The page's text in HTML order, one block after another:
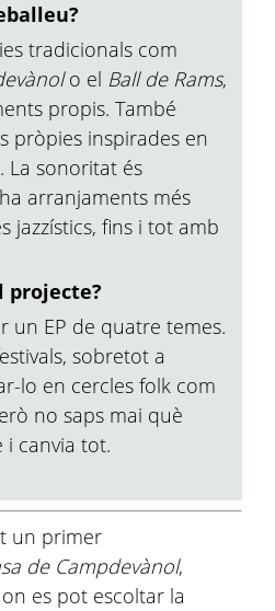
tradicionals com
o el Ball de Rams,
propis. També
pròpies inspirades en
La sonoritat és
arranjaments més
jazzístics, fins i tot amb
projecte?
un EP de quatre temes.
sobretot a
lo en cercles folk com
no saps mai què
i canvia tot.
un primer
de Campdevànol,
es pot escoltar la